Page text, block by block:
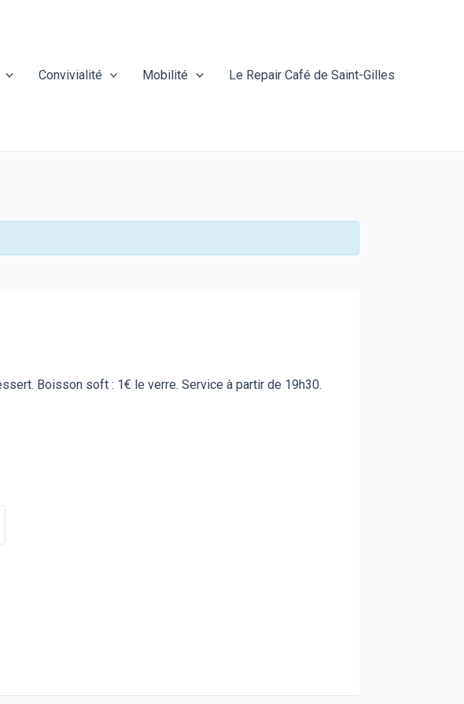
Convivialité Mobilité Le Repair Café de Saint-Gilles
Boisson soft : 1€ le verre. Service à partir de 19h30.